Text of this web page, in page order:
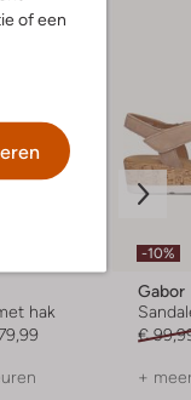
of een
hak
-10%
Gabor
€
+